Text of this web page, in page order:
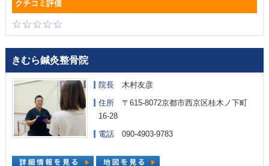
きむら鍼灸整骨院
院長木村友彦
住所〒615-8072京都市西京区桂木ノ下町
16-28
電話090-4903-9783